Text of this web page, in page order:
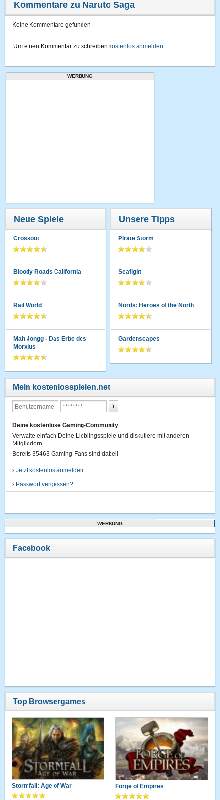
Kommentare zu Naruto Saga
Keine Kommentare gefunden
Um einen Kommentar zu schreiben kostenlos anmelden.
WERBUNG
Neue Spiele
Crossout
Bloody Roads California
Rail World
Mah Jongg - Das Erbe des
Morxius
Unsere Tipps
Pirate Storm
Seafight
Nords: Heroes of the North
Gardenscapes
Mein kostenlosspielen.net
Deine kostenlose Gaming-Community
Verwalte einfach Deine Lieblingsspiele und diskutiere mit anderen
Mitgliedern.
Bereits 35463 Gaming-Fans sind dabei!
›Jetzt kostenlos anmelden
› Passwort vergessen?
WERBUNG
Facebook
Top Browsergames
Stormfall: Age of War Forge of Empires